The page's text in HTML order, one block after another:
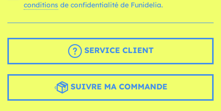
conditions de confidentialité de Funidelia.
SERVICE CLIENT
SUIVRE MA COMMANDE